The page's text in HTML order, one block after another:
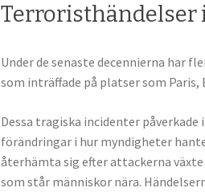
Terroristhändelser
Under de senaste decennierna har
som inträffade på platser som Paris,
Dessa tragiska incidenter
förändringar i hur myndigheter
återhämta sig efter attackerna
som står människor nära.